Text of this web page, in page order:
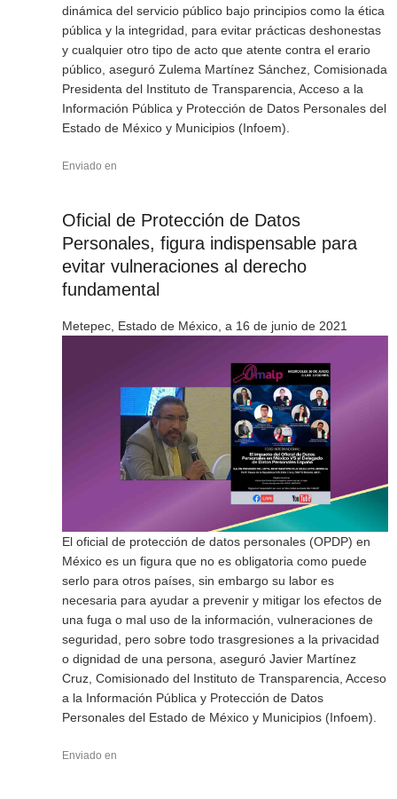
dinámica del servicio público bajo principios como la ética
pública y la integridad, para evitar prácticas deshonestas
y cualquier otro tipo de acto que atente contra el erario
público, aseguró Zulema Martínez Sánchez, Comisionada
Presidenta del Instituto de Transparencia, Acceso a la
Información Pública y Protección de Datos Personales del
Estado de México y Municipios (Infoem).
Enviado en
Oficial de Protección de Datos
Personales, figura indispensable para
evitar vulneraciones al derecho
fundamental
Metepec, Estado de México, a 16 de junio de 2021
El oficial de protección de datos personales (OPDP) en
México es un figura que no es obligatoria como puede
serlo para otros países, sin embargo su labor es
necesaria para ayudar a prevenir y mitigar los efectos de
una fuga o mal uso de la información, vulneraciones de
seguridad, pero sobre todo trasgresiones a la privacidad
o dignidad de una persona, aseguró Javier Martínez
Cruz, Comisionado del Instituto de Transparencia, Acceso
a la Información Pública y Protección de Datos
Personales del Estado de México y Municipios (Infoem).
Enviado en